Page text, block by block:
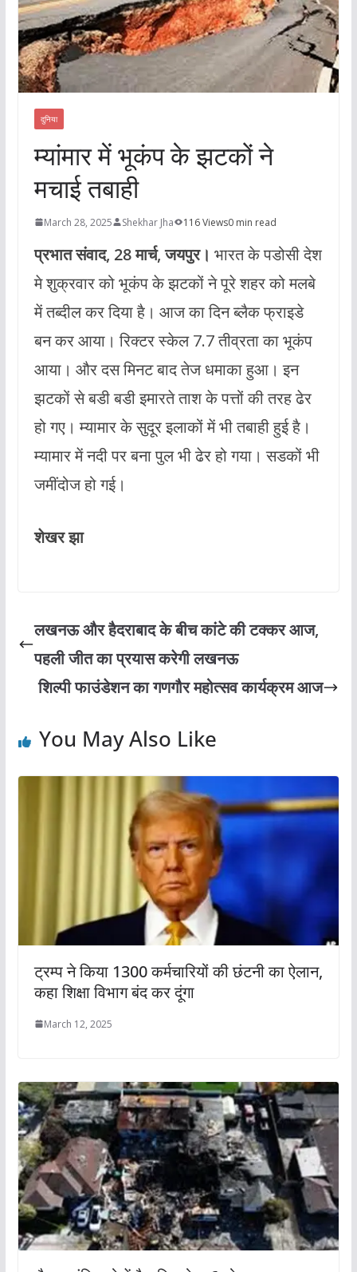
दुनिया
म्यांमार में भूकंप के झटकों ने
मचाई तबाही
March 28, 2025 Shekhar Jha 116 Views0 min read
प्रभात संवाद, 28 मार्च, जयपुर। भारत के पडोसी देश
मे शुक्रवार को भूकंप के झटकों ने पूरे शहर को मलबे
में तब्दील कर दिया है। आज का दिन ब्लैक फ्राइडे
बन कर आया। रिक्टर स्केल 7.7 तीव्रता का भूकंप
आया। और दस मिनट बाद तेज धमाका हुआ। इन
झटकों से बडी बडी इमारते ताश के पत्तों की तरह ढेर
हो गए। म्यामार के सुदूर इलाकों में भी तबाही हुई है।
म्यामार में नदी पर बना पुल भी ढेर हो गया। सडकों भी
जमींदोज हो गई।
शेखर झा
लखनऊ और हैदराबाद के बीच कांटे की टक्कर आज,
पहली जीत का प्रयास करेगी लखनऊ
शिल्पी फाउंडेशन का गणगौर महोत्सव कार्यक्रम आज
You May Also Like
ट्रम्प ने किया 1300 कर्मचारियों की छंटनी का ऐलान,
कहा शिक्षा विभाग बंद कर दूंगा
March 12, 2025